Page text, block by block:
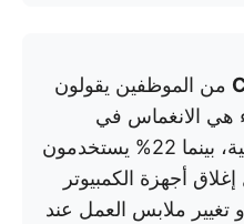
26% من الموظفين يقولون
هي الانغماس في
الهوايات أو التمارين الرياضية، بينما 22% يستخدمون
أجهزة الكمبيوتر
ملابس العمل عند